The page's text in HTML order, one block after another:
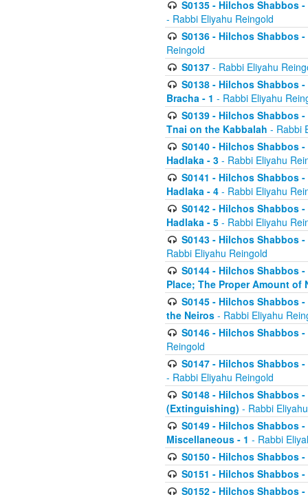
S0135 - Hilchos Shabbos
- Rabbi Eliyahu Reingold
S0136 - Hilchos Shabbos
Reingold
S0137- Rabbi Eliyahu
S0138 - Hilchos Shabbos
Bracha - 1 - Rabbi Eliyahu
S0139 - Hilchos Shabbos
Tnai on the Kabbalah - Rabbi
S0140 - Hilchos Shabbos
Hadlaka - 3 - Rabbi Eliyahu
S0141 - Hilchos Shabbos
Hadlaka - 4 - Rabbi Eliyahu
S0142 - Hilchos Shabbos
Hadlaka - 5 - Rabbi Eliyahu
S0143 - Hilchos Shabbos
Rabbi Eliyahu Reingold
S0144 - Hilchos Shabbos
Place; The Proper Amount of
S0145 - Hilchos Shabbos
the Neiros - Rabbi Eliyahu
S0146 - Hilchos Shabbos
Reingold
S0147 - Hilchos Shabbos
- Rabbi Eliyahu Reingold
S0148 - Hilchos Shabbos
(Extinguishing) - Rabbi
S0149 - Hilchos Shabbos
Miscellaneous - 1 - Rabbi
S0150 - Hilchos Shabbos
S0151 - Hilchos Shabbos
S0152 - Hilchos Shabbos